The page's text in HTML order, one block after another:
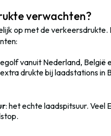
verwachten?
op met de verkeersdrukte.
vanuit Nederland, België
drukte bij laadstations in
: het echte laadspitsuur. Veel